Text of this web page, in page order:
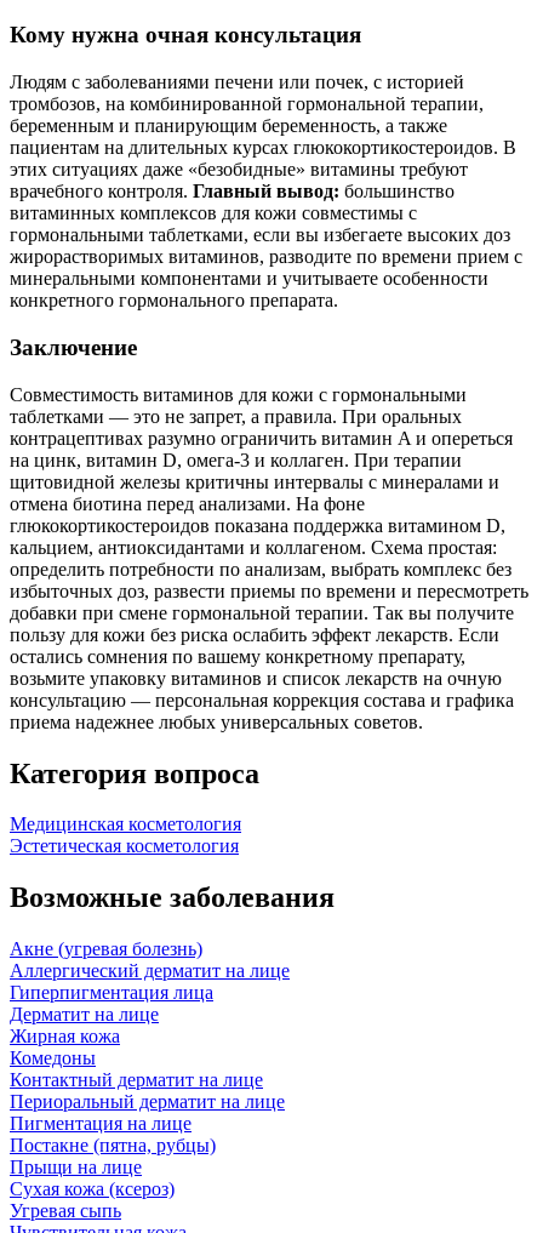
Кому нужна очная консультация
Людям с заболеваниями печени или почек, с историей
тромбозов, на комбинированной гормональной терапии,
беременным и планирующим беременность, а также
пациентам на длительных курсах глюкокортикостероидов. В
этих ситуациях даже «безобидные» витамины требуют
врачебного контроля. Главный вывод: большинство
витаминных комплексов для кожи совместимы с
гормональными таблетками, если вы избегаете высоких доз
жирорастворимых витаминов, разводите по времени прием с
минеральными компонентами и учитываете особенности
конкретного гормонального препарата.
Заключение
Совместимость витаминов для кожи с гормональными
таблетками — это не запрет, а правила. При оральных
контрацептивах разумно ограничить витамин A и опереться
на цинк, витамин D, омега‑3 и коллаген. При терапии
щитовидной железы критичны интервалы с минералами и
отмена биотина перед анализами. На фоне
глюкокортикостероидов показана поддержка витамином D,
кальцием, антиоксидантами и коллагеном. Схема простая:
определить потребности по анализам, выбрать комплекс без
избыточных доз, развести приемы по времени и пересмотреть
добавки при смене гормональной терапии. Так вы получите
пользу для кожи без риска ослабить эффект лекарств. Если
остались сомнения по вашему конкретному препарату,
возьмите упаковку витаминов и список лекарств на очную
консультацию — персональная коррекция состава и графика
приема надежнее любых универсальных советов.
Категория вопроса
Медицинская косметология
Эстетическая косметология
Возможные заболевания
Акне (угревая болезнь)
Аллергический дерматит на лице
Гиперпигментация лица
Дерматит на лице
Жирная кожа
Комедоны
Контактный дерматит на лице
Периоральный дерматит на лице
Пигментация на лице
Постакне (пятна, рубцы)
Прыщи на лице
Сухая кожа (ксероз)
Угревая сыпь